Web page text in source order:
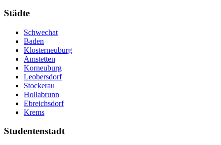
Städte
Schwechat
Baden
Klosterneuburg
Amstetten
Korneuburg
Leobersdorf
Stockerau
Hollabrunn
Ebreichsdorf
Krems
Studentenstadt